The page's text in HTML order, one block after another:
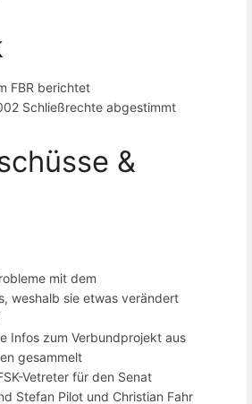
FBR berichtet
Schließrechte abgestimmt
&
mit dem
weshalb sie etwas verändert
Infos zum Verbundprojekt aus
gesammelt
Vetreter für den Senat
Stefan Pilot und Christian Fahr